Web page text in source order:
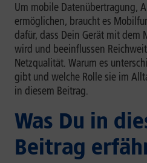
Um mobile Datenübertragung,
ermöglichen, braucht es
dafür, dass Dein Gerät mit dem
wird und beeinflussen
Netzqualität. Warum es
gibt und welche Rolle sie im
in diesem Beitrag.
Was Du in
Beitrag